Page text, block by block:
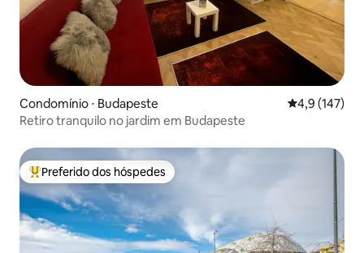
Condomínio ⋅ Budapeste 4,9 de uma
4,9 (147)
Retiro tranquilo no jardim em Budapeste
Entre os melhores preferidos dos hóspedes
Preferido dos hóspedes